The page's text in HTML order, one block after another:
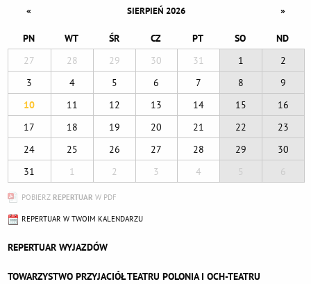
« SIERPIEŃ 2026 »
PN WT ŚR CZ PT SO
ND
27
28 29 30 31 1
2
3
4 5 6 7 8
9
10
11 12 13 14 15
16
17
18 19 20 21 22
23
24
25 26 27 28 29
30
31
1 2 3 4 5 6
POBIERZ REPERTUAR W PDF
REPERTUAR W TWOIM KALENDARZU
REPERTUAR WYJAZDÓW
TOWARZYSTWO PRZYJACIÓŁ TEATRU POLONIA I OCH-TEATRU